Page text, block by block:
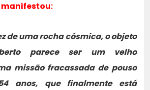
manifestou:
de uma rocha cósmica, o objeto
parece ser um velho
missão fracassada de pouso
anos, que finalmente está